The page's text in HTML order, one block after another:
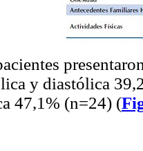
y diastólica
47,1% (n=24) (